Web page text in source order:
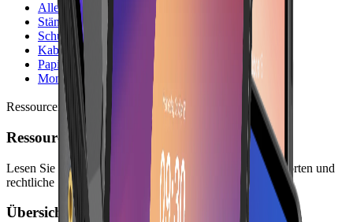
Alles Zubehör
Ständer & Halterungen
Schutzhüllen
Kabel & Ladegeräte
Papierrollen
Montage-Sets
Ressourcen
Ressourcen
Lesen Sie Leitfäden, Unternehmensinformationen, Antworten und
rechtliche Seiten für die Planung mit Lonio.
Übersicht